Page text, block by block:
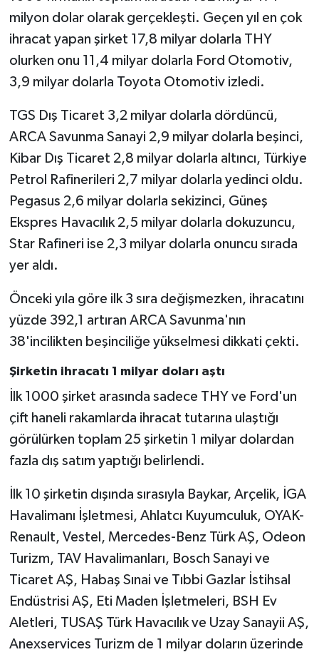
milyon dolar olarak gerçekleşti. Geçen yıl en çok
ihracat yapan şirket 17,8 milyar dolarla THY
olurken onu 11,4 milyar dolarla Ford Otomotiv,
3,9 milyar dolarla Toyota Otomotiv izledi.
TGS Dış Ticaret 3,2 milyar dolarla dördüncü,
ARCA Savunma Sanayi 2,9 milyar dolarla beşinci,
Kibar Dış Ticaret 2,8 milyar dolarla altıncı, Türkiye
Petrol Rafinerileri 2,7 milyar dolarla yedinci oldu.
Pegasus 2,6 milyar dolarla sekizinci, Güneş
Ekspres Havacılık 2,5 milyar dolarla dokuzuncu,
Star Rafineri ise 2,3 milyar dolarla onuncu sırada
yer aldı.
Önceki yıla göre ilk 3 sıra değişmezken, ihracatını
yüzde 392,1 artıran ARCA Savunma'nın
38'incilikten beşinciliğe yükselmesi dikkati çekti.
Şirketin ihracatı 1 milyar doları aştı
İlk 1000 şirket arasında sadece THY ve Ford'un
çift haneli rakamlarda ihracat tutarına ulaştığı
görülürken toplam 25 şirketin 1 milyar dolardan
fazla dış satım yaptığı belirlendi.
İlk 10 şirketin dışında sırasıyla Baykar, Arçelik, İGA
Havalimanı İşletmesi, Ahlatcı Kuyumculuk, OYAK-
Renault, Vestel, Mercedes-Benz Türk AŞ, Odeon
Turizm, TAV Havalimanları, Bosch Sanayi ve
Ticaret AŞ, Habaş Sınai ve Tıbbi Gazlar İstihsal
Endüstrisi AŞ, Eti Maden İşletmeleri, BSH Ev
Aletleri, TUSAŞ Türk Havacılık ve Uzay Sanayii AŞ,
Anexservices Turizm de 1 milyar doların üzerinde